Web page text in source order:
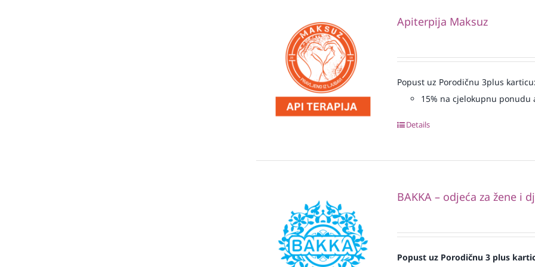
Apiterpija Maksuz
Popust uz Porodičnu 3plus karticu:
15% na cjelokupnu ponudu
Details
BAKKA – odjeća za žene i
Popust uz Porodičnu 3 plus